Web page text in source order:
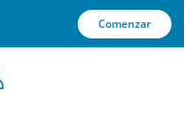
Comenzar